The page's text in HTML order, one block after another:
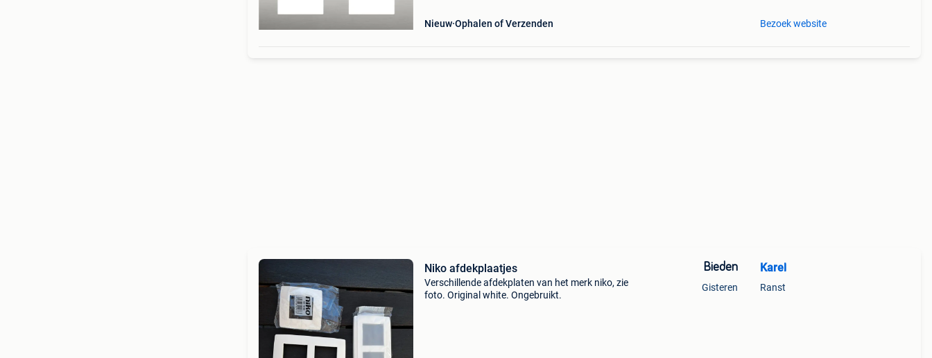
Nieuw Ophalen of Verzenden Bezoek website
Niko afdekplaatjes
Verschillende afdekplaten van het merk niko, zie
foto. Original white. Ongebruikt.
Bieden
Gisteren
Karel
Ranst